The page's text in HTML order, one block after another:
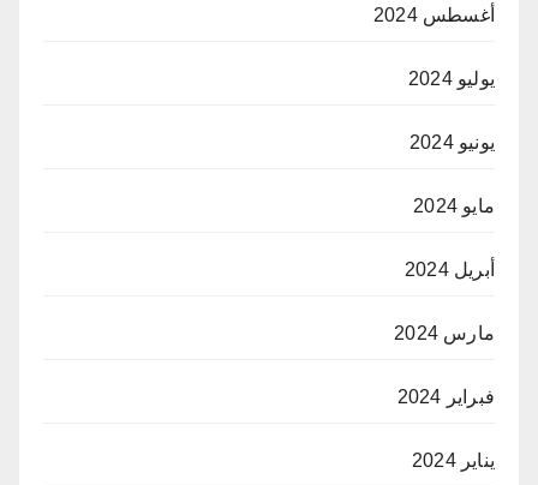
أغسطس 2024
يوليو 2024
يونيو 2024
مايو 2024
أبريل 2024
مارس 2024
فبراير 2024
يناير 2024